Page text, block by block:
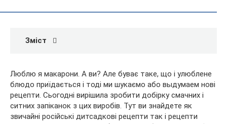
Зміст
Люблю я макарони. А ви? Але буває таке, що і улюблене
блюдо приїдається і тоді ми шукаємо або выдумаем нові
рецепти. Сьогодні вирішила зробити добірку смачних і
ситних запіканок з цих виробів. Тут ви знайдете як
звичайні російські дитсадкові рецепти так і рецепти